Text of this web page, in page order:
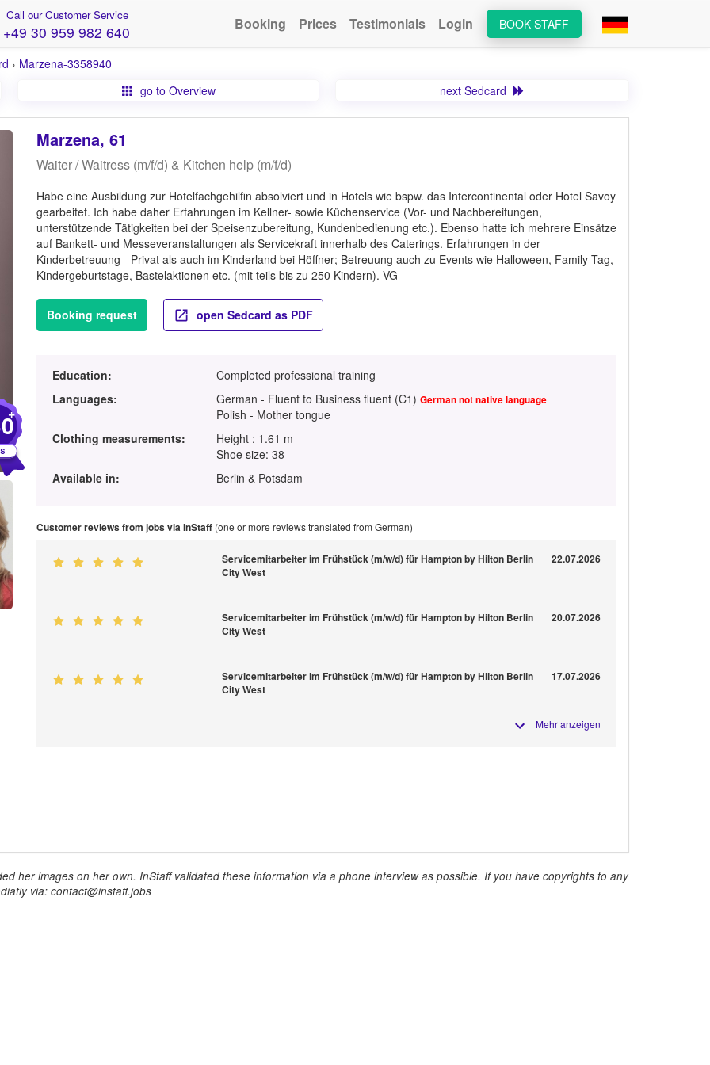
Call our Customer Service
+49 30 959 982 640 BOOK STAFF
Booking Prices Testimonials Login
› Marzena-3358940
go to Overview
next Sedcard
+
Marzena, 61
Waiter / Waitress (m/f/d) & Kitchen help (m/f/d)
Habe eine Ausbildung zur Hotelfachgehilfin absolviert und in Hotels wie bspw. das Intercontinental oder Hotel Savoy
gearbeitet. Ich habe daher Erfahrungen im Kellner- sowie Küchenservice (Vor- und Nachbereitungen,
unterstützende Tätigkeiten bei der Speisenzubereitung, Kundenbedienung etc.). Ebenso hatte ich mehrere Einsätze
auf Bankett- und Messeveranstaltungen als Servicekraft innerhalb des Caterings. Erfahrungen in der
Kinderbetreuung - Privat als auch im Kinderland bei Höffner; Betreuung auch zu Events wie Halloween, Family-Tag,
Kindergeburtstage, Bastelaktionen etc. (mit teils bis zu 250 Kindern). VG
Booking request open Sedcard as PDF
Education:
Completed professional training
Languages:
German - Fluent to Business fluent (C1)German not native language
Polish - Mother tongue
Clothing measurements:
Height : 1.61 m
Shoe size: 38
Available in:
Berlin & Potsdam
Customer reviews from jobs via InStaff(one or more reviews translated from German)
Servicemitarbeiter im Frühstück (m/w/d) für Hampton by Hilton Berlin
City West
22.07.2026
Servicemitarbeiter im Frühstück (m/w/d) für Hampton by Hilton Berlin
City West
20.07.2026
Servicemitarbeiter im Frühstück (m/w/d) für Hampton by Hilton Berlin
City West
17.07.2026
Mehr anzeigen
her images on her own. InStaff validated these information via a phone interview as possible. If you have copyrights to any
via: contact@instaff.jobs